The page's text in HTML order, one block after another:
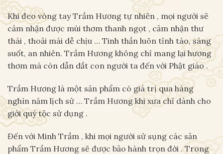
Khi đeo vòng tay Trầm Hương tự nhiên , mọi người sẽ
cảm nhận được mùi thơm thanh ngọt , cảm nhận thư
thái , thoải mái dễ chịu … Tinh thần luôn tỉnh táo, sáng
suốt, an nhiên. Trầm Hương không chỉ mang lại hương
thơm mà còn dẫn dắt con người ta đến với Phật giáo .
Trầm Hương là một sản phẩm có giá trị qua hàng
nghìn năm lịch sử … Trầm Hương khi xưa chỉ dành cho
giới quý tộc sử dụng .
Đến với Minh Trầm , khi mọi người sử sụng các sản
phẩm Trầm Hương sẽ được bảo hành trọn đời . Trong